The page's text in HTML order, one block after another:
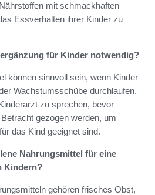
mit schmackhaften
Essverhalten ihrer Kinder zu
für Kinder notwendig?
können sinnvoll sein, wenn Kinder
Wachstumsschübe durchlaufen.
zu sprechen, bevor
gezogen werden, um
das Kind geeignet sind.
Nahrungsmittel für eine
Kindern?
gehören frisches Obst,